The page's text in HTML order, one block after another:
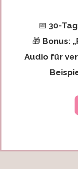
📅 30-
🎁 Bonus:
Audio für